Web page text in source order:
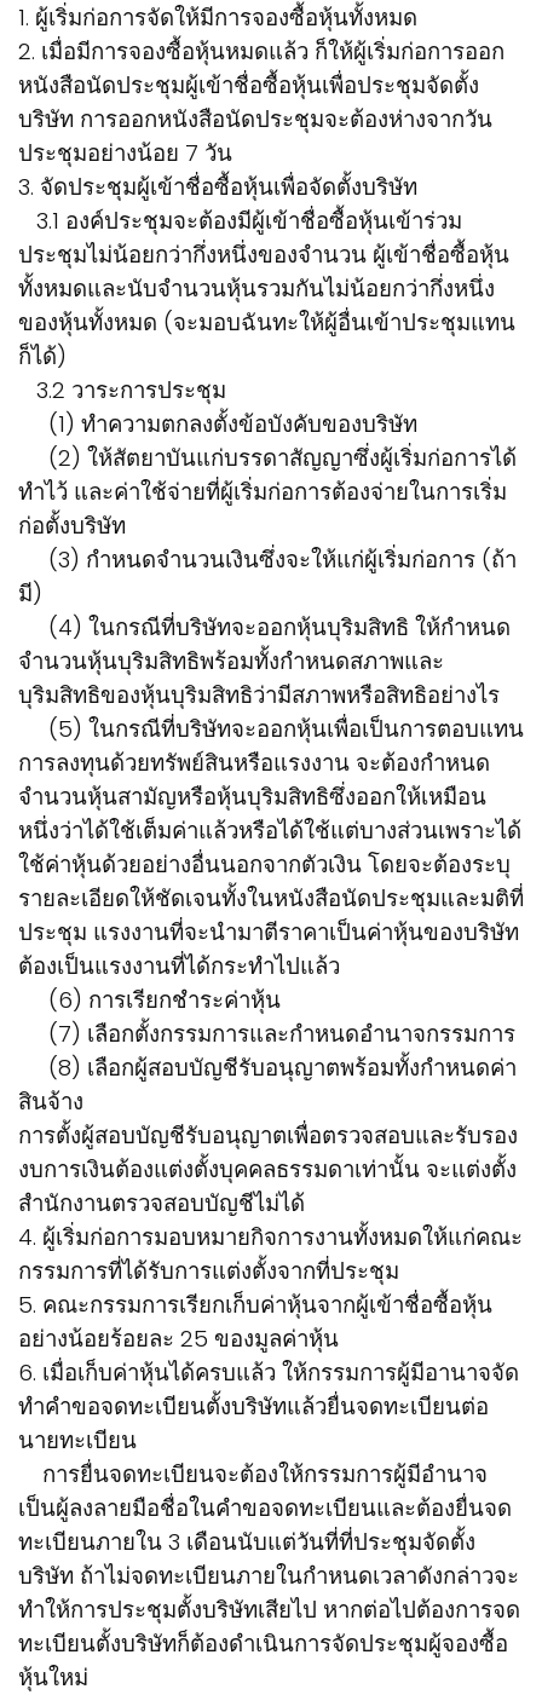
1. ผู้เริ่มก่อการจัดให้มีการจองซื้อหุ้นทั้งหมด
2. เมื่อมีการจองซื้อหุ้นหมดแล้ว ก็ให้ผู้เริ่มก่อการออก
หนังสือนัดประชุมผู้เข้าชื่อซื้อหุ้นเพื่อประชุมจัดตั้ง
บริษัท การออกหนังสือนัดประชุมจะต้องห่างจากวัน
ประชุมอย่างน้อย 7 วัน
3. จัดประชุมผู้เข้าชื่อซื้อหุ้นเพื่อจัดตั้งบริษัท
3.1 องค์ประชุมจะต้องมีผู้เข้าชื่อซื้อหุ้นเข้าร่วม
ประชุมไม่น้อยกว่ากึ่งหนึ่งของจำนวน ผู้เข้าชื่อซื้อหุ้น
ทั้งหมดและนับจำนวนหุ้นรวมกันไม่น้อยกว่ากึ่งหนึ่ง
ของหุ้นทั้งหมด (จะมอบฉันทะให้ผู้อื่นเข้าประชุมแทน
ก็ได้)
3.2 วาระการประชุม
(1) ทำความตกลงตั้งข้อบังคับของบริษัท
(2) ให้สัตยาบันแก่บรรดาสัญญาซึ่งผู้เริ่มก่อการได้
ทำไว้ และค่าใช้จ่ายที่ผู้เริ่มก่อการต้องจ่ายในการเริ่ม
ก่อตั้งบริษัท
(3) กำหนดจำนวนเงินซึ่งจะให้แก่ผู้เริ่มก่อการ (ถ้า
มี)
(4) ในกรณีที่บริษัทจะออกหุ้นบุริมสิทธิ ให้กำหนด
จำนวนหุ้นบุริมสิทธิพร้อมทั้งกำหนดสภาพและ
บุริมสิทธิของหุ้นบุริมสิทธิว่ามีสภาพหรือสิทธิอย่างไร
(5) ในกรณีที่บริษัทจะออกหุ้นเพื่อเป็นการตอบแทน
การลงทุนด้วยทรัพย์สินหรือแรงงาน จะต้องกำหนด
จำนวนหุ้นสามัญหรือหุ้นบุริมสิทธิซึ่งออกให้เหมือน
หนึ่งว่าได้ใช้เต็มค่าแล้วหรือได้ใช้แต่บางส่วนเพราะได้
ใช้ค่าหุ้นด้วยอย่างอื่นนอกจากตัวเงิน โดยจะต้องระบุ
รายละเอียดให้ชัดเจนทั้งในหนังสือนัดประชุมและมติที่
ประชุม แรงงานที่จะนำมาตีราคาเป็นค่าหุ้นของบริษัท
ต้องเป็นแรงงานที่ได้กระทำไปแล้ว
(6) การเรียกชำระค่าหุ้น
(7) เลือกตั้งกรรมการและกำหนดอำนาจกรรมการ
(8) เลือกผู้สอบบัญชีรับอนุญาตพร้อมทั้งกำหนดค่า
สินจ้าง
การตั้งผู้สอบบัญชีรับอนุญาตเพื่อตรวจสอบและรับรอง
งบการเงินต้องแต่งตั้งบุคคลธรรมดาเท่านั้น จะแต่งตั้ง
สำนักงานตรวจสอบบัญชีไม่ได้
4. ผู้เริ่มก่อการมอบหมายกิจการงานทั้งหมดให้แก่คณะ
กรรมการที่ได้รับการแต่งตั้งจากที่ประชุม
5. คณะกรรมการเรียกเก็บค่าหุ้นจากผู้เข้าชื่อซื้อหุ้น
อย่างน้อยร้อยละ 25 ของมูลค่าหุ้น
6. เมื่อเก็บค่าหุ้นได้ครบแล้ว ให้กรรมการผู้มีอานาจจัด
ทำคำขอจดทะเบียนตั้งบริษัทแล้วยื่นจดทะเบียนต่อ
นายทะเบียน
การยื่นจดทะเบียนจะต้องให้กรรมการผู้มีอำนาจ
เป็นผู้ลงลายมือชื่อในคำขอจดทะเบียนและต้องยื่นจด
ทะเบียนภายใน 3 เดือนนับแต่วันที่ที่ประชุมจัดตั้ง
บริษัท ถ้าไม่จดทะเบียนภายในกำหนดเวลาดังกล่าวจะ
ทำให้การประชุมตั้งบริษัทเสียไป หากต่อไปต้องการจด
ทะเบียนตั้งบริษัทก็ต้องดำเนินการจัดประชุมผู้จองซื้อ
หุ้นใหม่